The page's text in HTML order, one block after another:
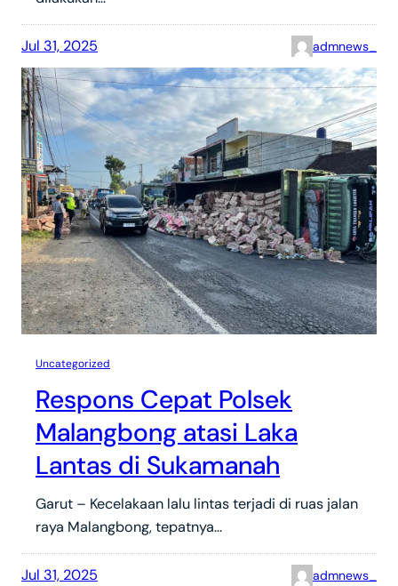
Jul 31, 2025 admnews_
Uncategorized
Respons Cepat Polsek
Malangbong atasi Laka
Lantas di Sukamanah
Garut – Kecelakaan lalu lintas terjadi di ruas jalan
raya Malangbong, tepatnya…
Jul 31, 2025 admnews_